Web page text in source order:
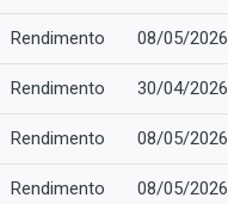
Rendimento 08/05/2026
Rendimento 30/04/2026
Rendimento 08/05/2026
Rendimento 08/05/2026